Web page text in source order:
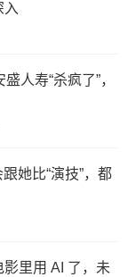
入
人寿“杀疯了”，
她比“演技”，都
里用 AI 了，未